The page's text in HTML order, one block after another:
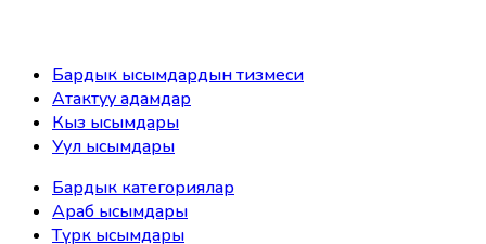
Бардык ысымдардын тизмеси
Атактуу адамдар
Кыз ысымдары
Уул ысымдары
Бардык категориялар
Араб ысымдары
Түрк ысымдары